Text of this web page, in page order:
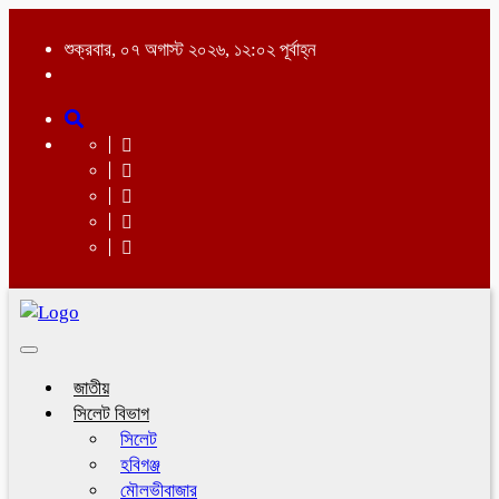
শুক্রবার, ০৭ অগাস্ট ২০২৬, ১২:০২ পূর্বাহ্ন
Toggle
জাতীয়
সিলেট বিভাগ
সিলেট
হবিগঞ্জ
মৌলভীবাজার